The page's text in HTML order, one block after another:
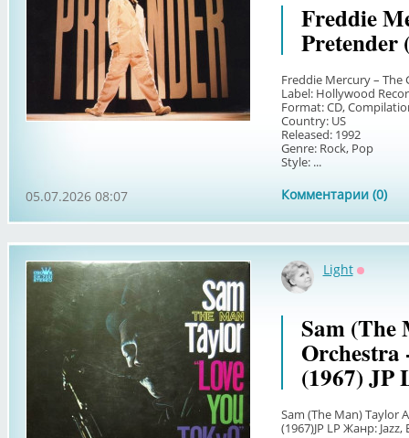
Freddie
Pretender
Freddie Mercury – The
Label: Hollywood
Format: CD,
Country: US
Released: 1992
Genre: Rock, Pop
Style: ...
Комментарии (0)
05.07.2026 08:07
Light
Sam (The
Orchestra
(1967) JP
Sam (The Man) Taylor
(1967)JP LP Жанр: